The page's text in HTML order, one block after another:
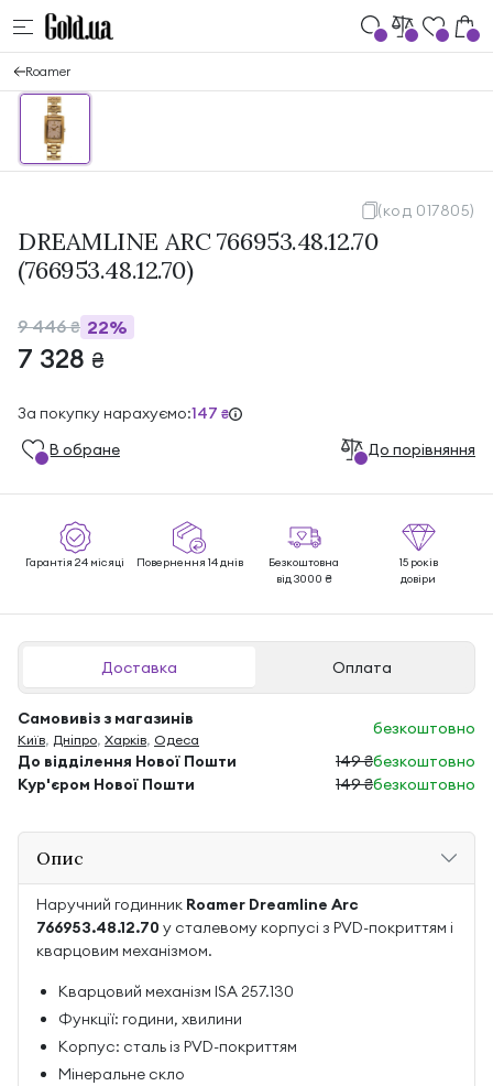
Roamer
(код 017805)
DREAMLINE ARC 766953.48.12.70
(766953.48.12.70)
9 446₴ 22%
7 328 ₴
За покупку нарахуємо:147 ₴
В обране До порівняння
Гарантія 24 місяці Повернення 14 днів
Безкоштовна
від 3000 ₴
15 років
довіри
Доставка Оплата
Самовивіз з магазинів
Київ, Дніпро, Харків, Одеса
безкоштовно
До відділення Нової Пошти
149 ₴безкоштовно
Кур'єром Нової Пошти
149 ₴безкоштовно
Опис
Наручний годинник Roamer Dreamline Arc
766953.48.12.70 у сталевому корпусі з PVD-покриттям і
кварцовим механізмом.
Кварцовий механізм ISA 257.130
Функції: години, хвилини
Корпус: сталь із PVD-покриттям
Мінеральне скло